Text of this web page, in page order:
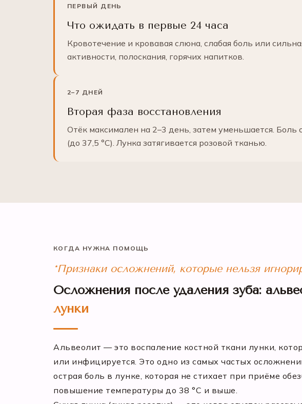
ПЕРВЫЙ ДЕНЬ
Что ожидать в первые 24 часа
Кровотечение и кровавая слюна, слабая боль или
активности, полоскания, горячих напитков.
2–7 ДНЕЙ
Вторая фаза восстановления
Отёк максимален на 2–3 день, затем уменьшается.
(до 37,5 °C). Лунка затягивается розовой тканью.
КОГДА НУЖНА ПОМОЩЬ
*Признаки осложнений, которые нельзя
Осложнения после удаления зуба:
лунки
Альвеолит — это воспаление костной ткани лунки,
или инфицируется. Это одно из самых частых
острая боль в лунке, которая не стихает при приёме
повышение температуры до 38 °C и выше.